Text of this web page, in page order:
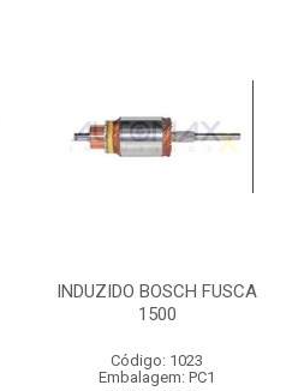
INDUZIDO BOSCH FUSCA
1500
Código: 1023
Embalagem: PC1